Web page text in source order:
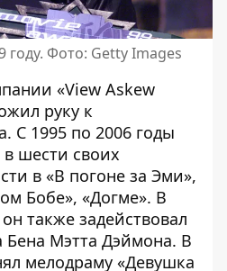
году. Фото: Getty Images
«View Askew
руку к
С 1995 по 2006 годы
в шести своих
в «В погоне за Эми»,
Бобе», «Догме». В
также задействовал
Бена Мэтта Дэймона. В
мелодраму «Девушка